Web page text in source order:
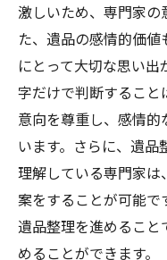
激しいため、専門家の
た、遺品の感情的価
にとって大切な思い
字だけで判断するこ
意向を尊重し、感情
います。さらに、遺
理解している専門家
案をすることが可能で
遺品整理を進めること
めることができます。